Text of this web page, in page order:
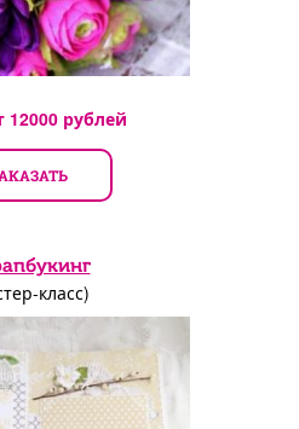
12000рублей
класс)